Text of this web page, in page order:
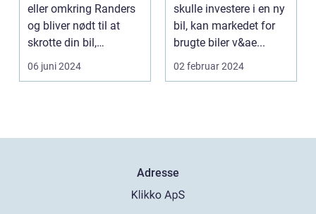
eller omkring Randers
og bliver nødt til at
skrotte din bil,
gammelt jern elle...
06 juni 2024
skulle investere i en ny
bil, kan markedet for
brugte biler v&ae...
02 februar 2024
Adresse